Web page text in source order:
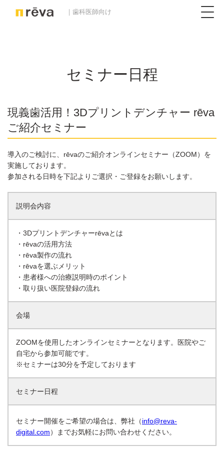
｜歯科医師向け
セミナー日程
現義歯活用！3Dプリントデンチャー rēva
ご紹介セミナー
導入のご検討に、rēvaのご紹介オンラインセミナー（ZOOM）を
実施しております。
参加される日時を下記よりご選択・ご登録をお願いします。
説明会内容
・3Dプリントデンチャーrēvaとは
・rēvaの活用方法
・rēva製作の流れ
・rēvaを選ぶメリット
・患者様への治療説明時のポイント
・取り扱い医院登録の流れ
会場
ZOOMを使用したオンラインセミナーとなります。医院やご
自宅から参加可能です。
※セミナーは30分を予定しております
セミナー日程
セミナー開催をご希望の場合は、弊社（info@reva-
digital.com）までお気軽にお問い合わせください。